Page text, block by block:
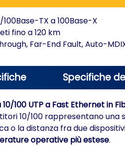
TX a 100Base-X
fino a 120 km
Far-End Fault, Auto-
Specifiche
100 UTP a Fast Ethernet in
10/100 rappresentano
o la distanza fra due
operative più estese.